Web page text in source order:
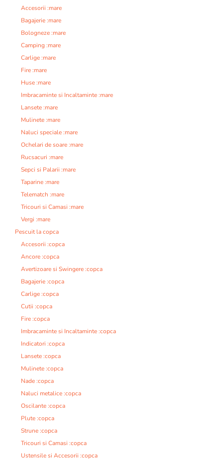
Accesorii :mare
Bagajerie :mare
Bologneze :mare
Camping :mare
Carlige :mare
Fire :mare
Huse :mare
Imbracaminte si Incaltaminte :mare
Lansete :mare
Mulinete :mare
Naluci speciale :mare
Ochelari de soare :mare
Rucsacuri :mare
Sepci si Palarii :mare
Taparine :mare
Telematch :mare
Tricouri si Camasi :mare
Vergi :mare
Pescuit la copca
Accesorii :copca
Ancore :copca
Avertizoare si Swingere :copca
Bagajerie :copca
Carlige :copca
Cutii :copca
Fire :copca
Imbracaminte si Incaltaminte :copca
Indicatori :copca
Lansete :copca
Mulinete :copca
Nade :copca
Naluci metalice :copca
Oscilante :copca
Plute :copca
Strune :copca
Tricouri si Camasi :copca
Ustensile si Accesorii :copca